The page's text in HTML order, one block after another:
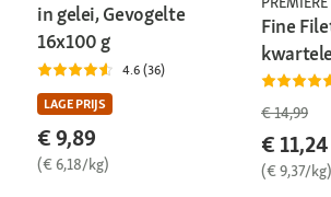
in gelei, Gevogelte
16x100 g
4.6 (36)
LAGE PRIJS
€ 9,89
(€ 6,18/kg)
Fine
€ 14,99
€ 11,24
(€ 9,37/kg)